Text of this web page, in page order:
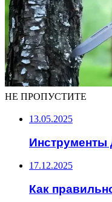
НЕ ПРОПУСТИТЕ
13.05.2025
Инструменты
17.12.2025
Как